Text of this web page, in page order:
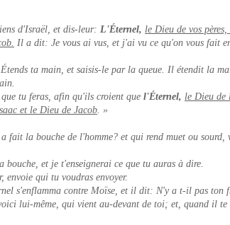
d'Israël, et dis-leur: L'Éternel, le Dieu de vos
Il a dit: Je vous ai vus, et j'ai vu ce qu'on vous fait
ta main, et saisis-le par la queue. Il étendit la
tu feras, afin qu'ils croient que l'Éternel, le Dieu de
et le Dieu de Jacob. »
la bouche de l'homme? et qui rend muet ou sourd,
bouche, et je t'enseignerai ce que tu auras à dire.
qui tu voudras envoyer.
s'enflamma contre Moïse, et il dit: N'y a t-il pas ton
lui-même, qui vient au-devant de toi; et, quand il te